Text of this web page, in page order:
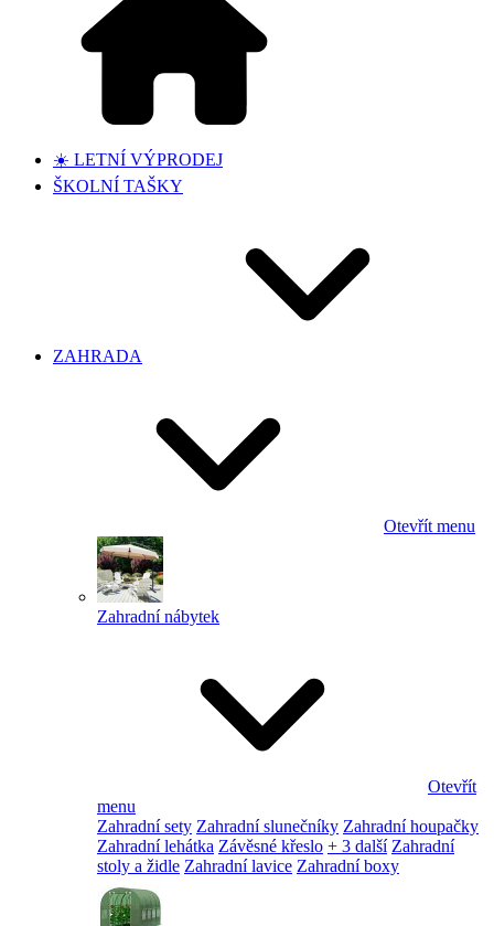
☀️ LETNÍ VÝPRODEJ
ŠKOLNÍ TAŠKY
ZAHRADA
Otevřít menu
Zahradní nábytek
Otevřít
menu
Zahradní sety Zahradní slunečníky Zahradní houpačky
Zahradní lehátka Závěsné křeslo + 3 další Zahradní
stoly a židle Zahradní lavice Zahradní boxy